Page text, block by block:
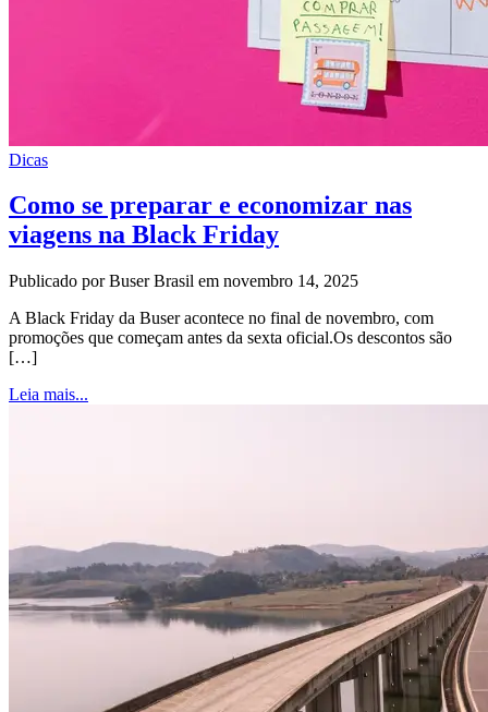
Dicas
Como se preparar e economizar nas
viagens na Black Friday
Publicado por Buser Brasil em novembro 14, 2025
A Black Friday da Buser acontece no final de novembro, com
promoções que começam antes da sexta oficial.Os descontos são
[…]
Leia mais...